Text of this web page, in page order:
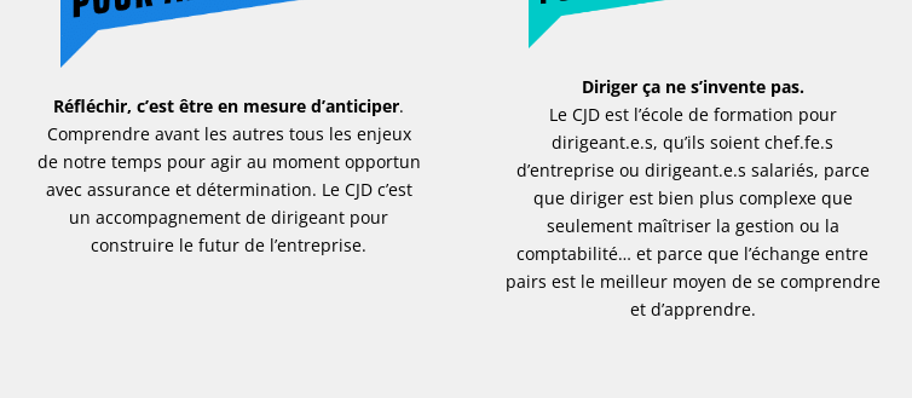
Réfléchir, c’est être en mesure d’anticiper.
Comprendre avant les autres tous les enjeux
de notre temps pour agir au moment opportun
avec assurance et détermination. Le CJD c’est
un accompagnement de dirigeant pour
construire le futur de l’entreprise.
Diriger ça ne s’invente pas.
Le CJD est l’école de formation pour
dirigeant.e.s, qu’ils soient chef.fe.s
d’entreprise ou dirigeant.e.s salariés, parce
que diriger est bien plus complexe que
seulement maîtriser la gestion ou la
comptabilité… et parce que l’échange entre
pairs est le meilleur moyen de se comprendre
et d’apprendre.